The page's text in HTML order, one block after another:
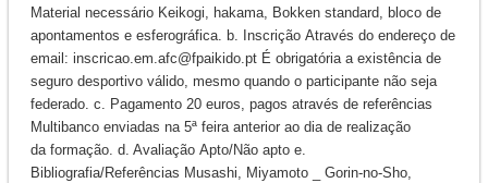
Material necessário Keikogi, hakama, Bokken standard, bloco de
apontamentos e esferográfica. b. Inscrição Através do endereço de
email: inscricao.em.afc@fpaikido.pt É obrigatória a existência de
seguro desportivo válido, mesmo quando o participante não seja
federado. c. Pagamento 20 euros, pagos através de referências
Multibanco enviadas na 5ª feira anterior ao dia de realização
da formação. d. Avaliação Apto/Não apto e.
Bibliografia/Referências Musashi, Miyamoto _ Gorin-no-Sho,